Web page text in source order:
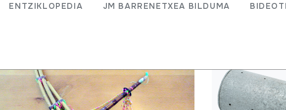
ENTZIKLOPEDIA JM BARRENETXEA BILDUMA